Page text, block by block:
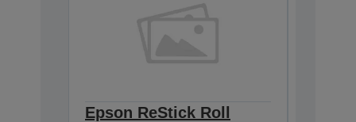
Epson ReStick Roll